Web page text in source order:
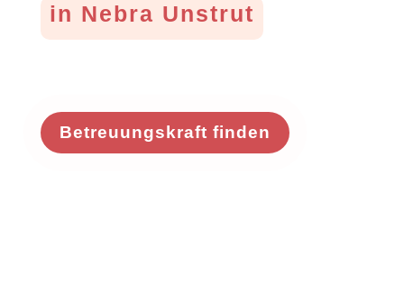
in Nebra Unstrut
Betreuungskraft finden